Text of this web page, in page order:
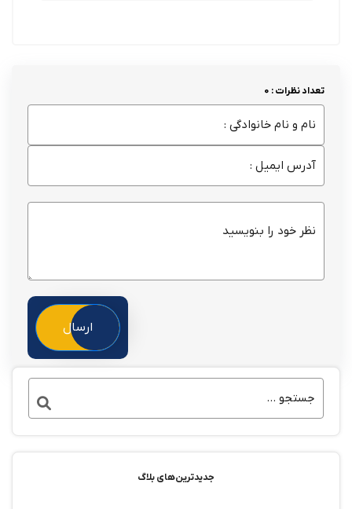
تعداد نظرات : 0
ارسال
جدیدترین‌های بلاگ